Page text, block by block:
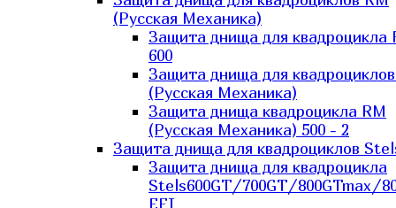
(Русская Механика)
Защита днища для квадроцикла
600
Защита днища для
(Русская Механика)
Защита днища квадроцикла RM
(Русская Механика) 500 - 2
Защита днища для квадроциклов
Защита днища для квадроцикла
Stels600GT/700GT/800GTmax/
EFI